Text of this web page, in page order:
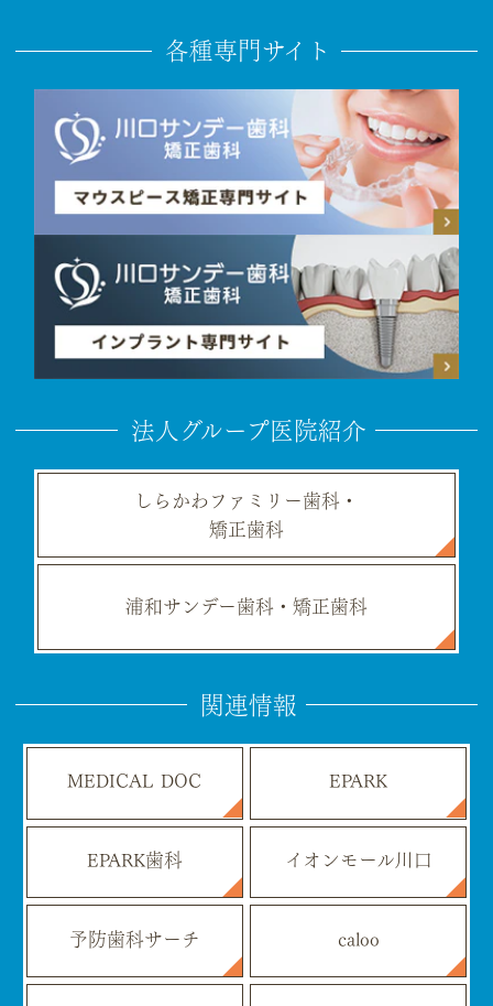
各種専門サイト
法人グループ医院紹介
しらかわファミリー歯科・
矯正歯科
浦和サンデー歯科・矯正歯科
関連情報
MEDICAL DOC EPARK
EPARK歯科 イオンモール川口
予防歯科サーチ caloo